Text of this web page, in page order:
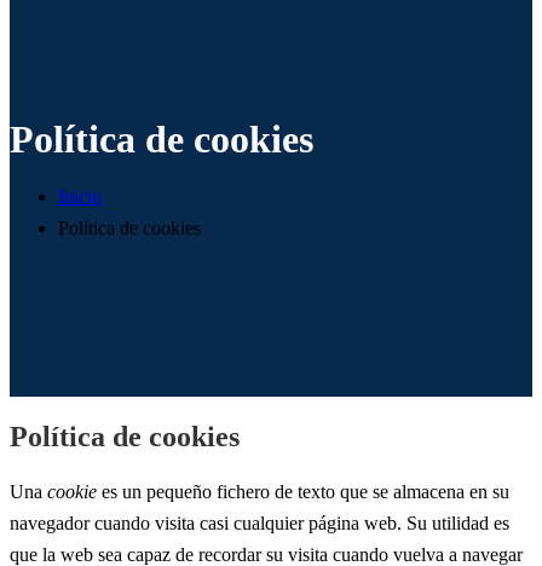
Política de cookies
Inicio
Política de cookies
Política de cookies
Una cookie es un pequeño fichero de texto que se almacena en su
navegador cuando visita casi cualquier página web. Su utilidad es
que la web sea capaz de recordar su visita cuando vuelva a navegar